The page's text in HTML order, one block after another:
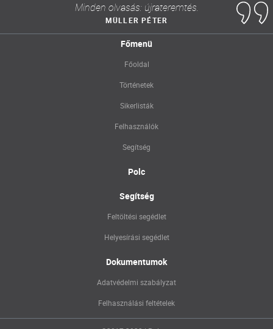
Minden olvasás: újrateremtés.
MÜLLER PÉTER
Főmenü
Főoldal
Történetek
Sikerlisták
Felhasználók
Segítség
Polc
Segítség
Feltöltési segédlet
Helyesírási segédlet
Dokumentumok
Adatvédelmi szabályzat
Felhasználási feltételek